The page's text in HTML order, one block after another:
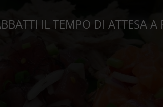
IL TEMPO DI ATTESA A